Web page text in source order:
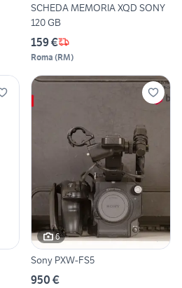
SCHEDA MEMORIA XQD SONY
120 GB
159 €
Roma (RM)
6
Sony PXW-FS5
950 €